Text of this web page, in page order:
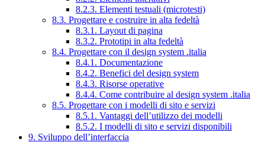
8.2.3. Elementi testuali (microtesti)
8.3. Progettare e costruire in alta fedeltà
8.3.1. Layout di pagina
8.3.2. Prototipi in alta fedeltà
8.4. Progettare con il design system .italia
8.4.1. Documentazione
8.4.2. Benefici del design system
8.4.3. Risorse operative
8.4.4. Come contribuire al design system .italia
8.5. Progettare con i modelli di sito e servizi
8.5.1. Vantaggi dell’utilizzo dei modelli
8.5.2. I modelli di sito e servizi disponibili
9. Sviluppo dell’interfaccia